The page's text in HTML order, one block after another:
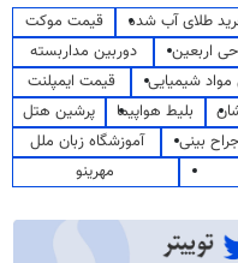
طلای آب شده
قیمت موکت
اربعین
دوربین مداربسته
شیمیایی
قیمت ایمپلنت
بلیط هواپیما
پرشین هتل
بینی
آموزشگاه زبان ملل
مهرینو